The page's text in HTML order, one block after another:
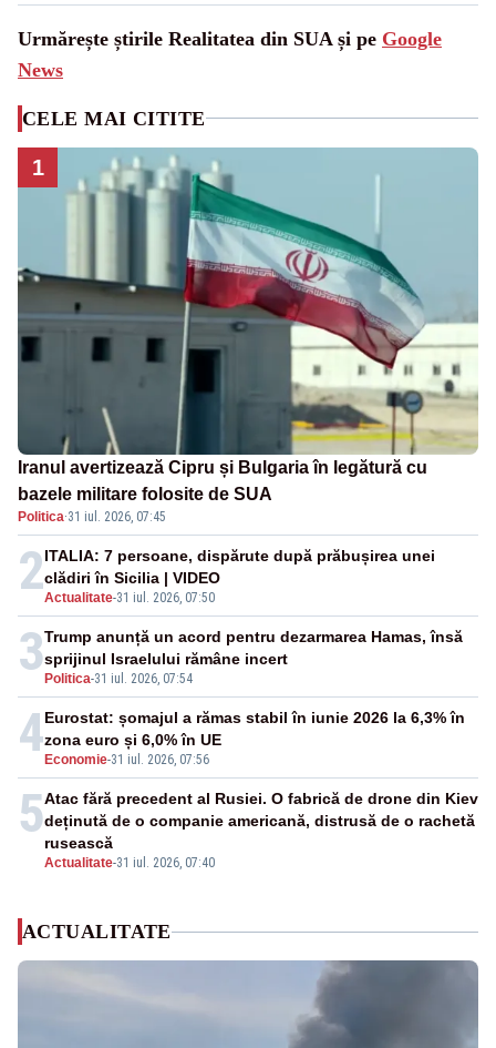
Urmărește știrile Realitatea din SUA și pe Google
News
CELE MAI CITITE
1
Iranul avertizează Cipru și Bulgaria în legătură cu
bazele militare folosite de SUA
Politica·31 iul. 2026, 07:45
2Actualitate-31 iul. 2026, 07:50
ITALIA: 7 persoane, dispărute după prăbușirea unei
clădiri în Sicilia | VIDEO
3 Politica-31 iul. 2026, 07:54
Trump anunță un acord pentru dezarmarea Hamas, însă
sprijinul Israelului rămâne incert
4 Economie-31 iul. 2026, 07:56
Eurostat: șomajul a rămas stabil în iunie 2026 la 6,3% în
zona euro și 6,0% în UE
5
Actualitate-31 iul. 2026, 07:40
Atac fără precedent al Rusiei. O fabrică de drone din Kiev
deținută de o companie americană, distrusă de o rachetă
rusească
ACTUALITATE